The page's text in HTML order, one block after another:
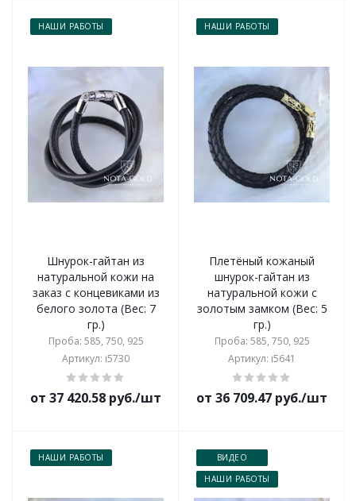
НАШИ РАБОТЫ
Шнурок-гайтан из
натуральной кожи на
заказ с концевиками из
белого золота (Вес: 7
гр.)
Проба: 585, 750, 925
Артикул: i5730
от 37 420.58 руб./шт
НАШИ РАБОТЫ
Плетёный кожаный
шнурок-гайтан из
натуральной кожи с
золотым замком (Вес: 5
гр.)
Проба: 585, 750, 925
Артикул: i5641
от 36 709.47 руб./шт
НАШИ РАБОТЫ
ВИДЕО
НАШИ РАБОТЫ